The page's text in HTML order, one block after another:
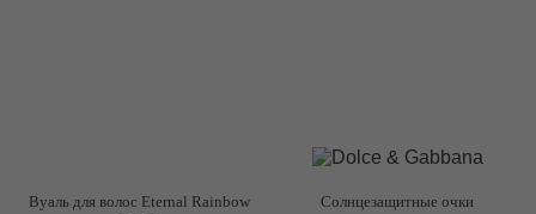
Вуаль для волос Eternal Rainbow
Солнцезащитные очки